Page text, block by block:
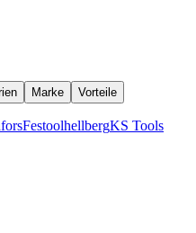
Marke Vorteile
FestoolhellbergKS Tools